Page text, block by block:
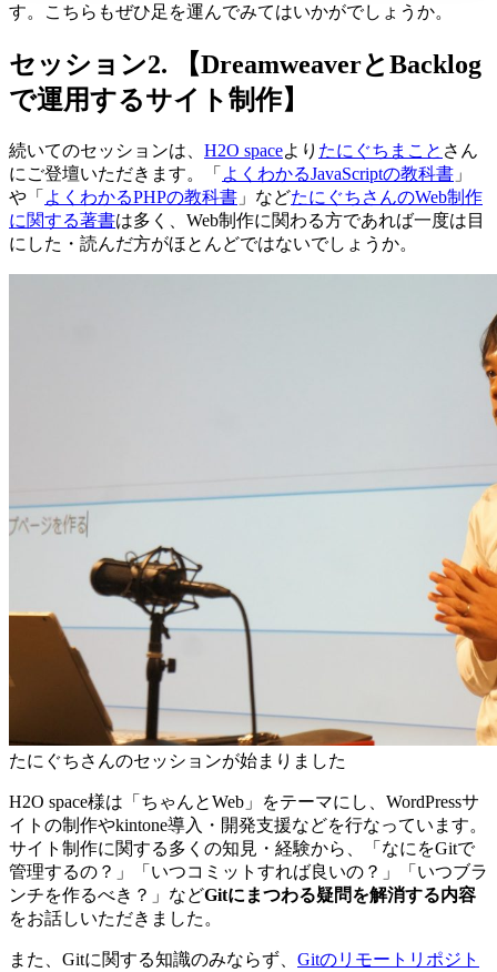
す。こちらもぜひ足を運んでみてはいかがでしょうか。
セッション2. 【DreamweaverとBacklog
で運用するサイト制作】
続いてのセッションは、 H2O spaceより たにぐちまこと さん
にご登壇いただきます。「 よくわかるJavaScriptの教科書 」
や「 よくわかるPHPの教科書 」などたにぐちさんのWeb制作
に関する著書は多く、Web制作に関わる方であれば一度は目
にした・読んだ方がほとんどではないでしょうか。
たにぐちさんのセッションが始まりました
H2O space様は「ちゃんとWeb」をテーマにし、WordPressサ
イトの制作やkintone導入・開発支援などを行なっています。
サイト制作に関する多くの知見・経験から、「なにをGitで
管理するの？」「いつコミットすれば良いの？」「いつブラ
ンチを作るべき？」などGitにまつわる疑問を解消する内容
をお話しいただきました。
また、Gitに関する知識のみならず、 Gitのリモートリポジト